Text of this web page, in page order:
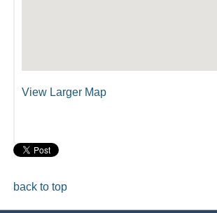
View Larger Map
back to top